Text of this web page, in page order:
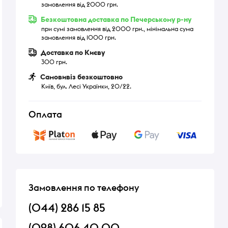
замовлення від 2000 грн.
Безкоштовна доставка по Печерському р-ну
при сумі замовлення від 2000 грн., мінімальна сума
замовлення від 1000 грн.
Доставка по Києву
300 грн.
Самовивіз безкоштовно
Київ, бул. Лесі Українки, 20/22.
Оплата
Замовлення по телефону
(044) 286 15 85